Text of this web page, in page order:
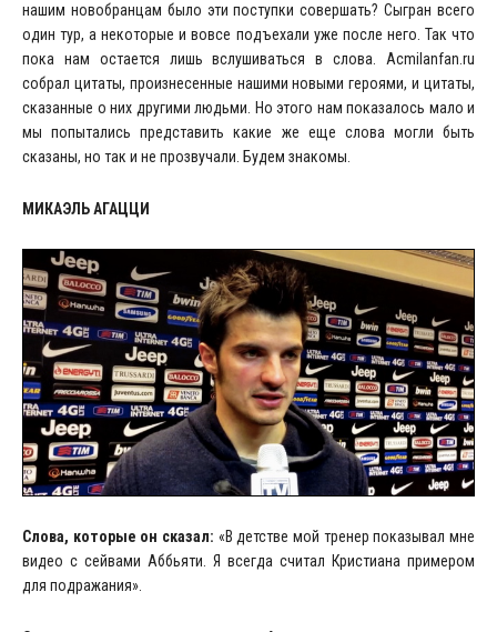
нашим новобранцам было эти поступки совершать? Сыгран всего
один тур, а некоторые и вовсе подъехали уже после него. Так что
пока нам остается лишь вслушиваться в слова. Acmilanfan.ru
собрал цитаты, произнесенные нашими новыми героями, и цитаты,
сказанные о них другими людьми. Но этого нам показалось мало и
мы попытались представить какие же еще слова могли быть
сказаны, но так и не прозвучали. Будем знакомы.
МИКАЭЛЬ АГАЦЦИ
Слова, которые он сказал: «В детстве мой тренер показывал мне
видео с сейвами Аббьяти. Я всегда считал Кристиана примером
для подражания».